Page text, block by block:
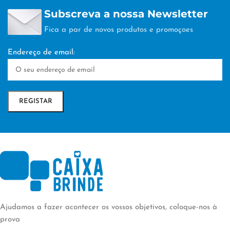
30 × 14 × 21 cm
TÉCNICA DE
PERSONALIZAÇÃO
DTF/Serigrafia
DTF/Serigrafia
Subscreva a nossa Newsletter
Fica a par de novos produtos e promoçoes
Endereço de email:
Ajudamos a fazer acontecer os vossos objetivos, coloque-nos à
prova